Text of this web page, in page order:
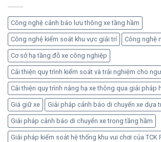
chung
cư
hiệu
quả
an
toàn
Công nghệ cảnh báo lưu thông xe tầng hầm
Công nghệ kiểm soát khu vực giải trí Công nghệ
Cơ sở hạ tầng đỗ xe công nghiệp
Cải thiện quy trình kiểm soát và trải nghiệm cho
Cải thiện quy trình nâng hạ xe thông qua giải pháp
Giá giữ xe Giải pháp cảnh báo di chuyển xe dựa
Giải pháp cảnh báo di chuyển xe trong tầng hầm
Giải pháp kiểm soát hệ thống khu vui chơi của TCK